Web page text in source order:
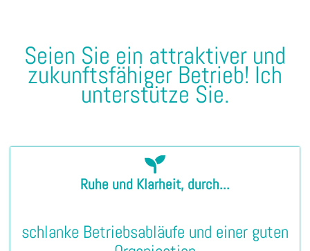
Seien Sie ein attraktiver und
zukunftsfähiger Betrieb! Ich
unterstütze Sie.
Ruhe und Klarheit, durch...
schlanke Betriebsabläufe und einer guten